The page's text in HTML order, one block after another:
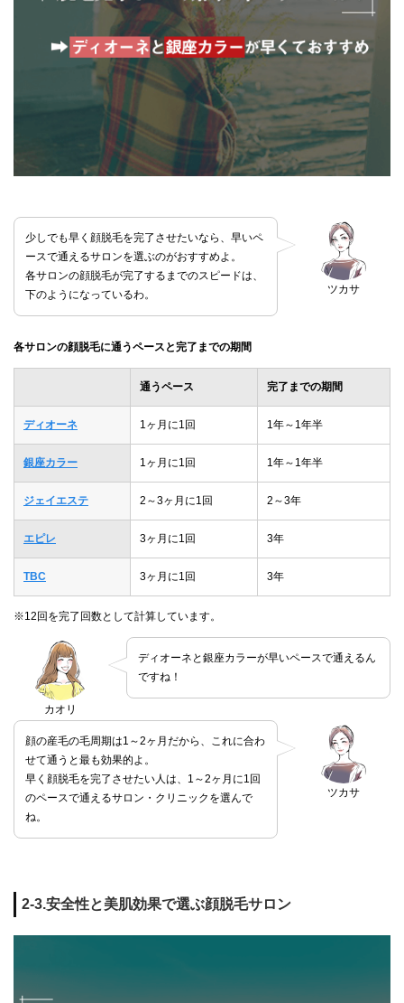
ツカサ
少しでも早く顔脱毛を完了させたいなら、早いペ
ースで通えるサロンを選ぶのがおすすめよ。
各サロンの顔脱毛が完了するまでのスピードは、
下のようになっているわ。
各サロンの顔脱毛に通うペースと完了までの期間
通うペース 完了までの期間
ディオーネ 1ヶ月に1回 1年～1年半
銀座カラー 1ヶ月に1回 1年～1年半
ジェイエステ 2～3ヶ月に1回 2～3年
エピレ 3ヶ月に1回 3年
TBC 3ヶ月に1回 3年
※12回を完了回数として計算しています。
カオリ
ディオーネと銀座カラーが早いペースで通えるん
ですね！
ツカサ
顔の産毛の毛周期は1～2ヶ月だから、これに合わ
せて通うと最も効果的よ。
早く顔脱毛を完了させたい人は、1～2ヶ月に1回
のペースで通えるサロン・クリニックを選んで
ね。
2-3.安全性と美肌効果で選ぶ顔脱毛サロン